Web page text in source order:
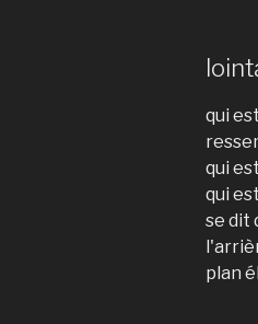
qui
qui
qui
se dit
plan